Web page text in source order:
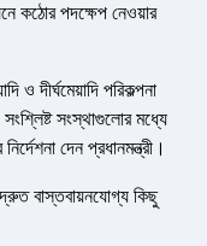
কঠোর পদক্ষেপ নেওয়ার
ও দীর্ঘমেয়াদি পরিকল্পনা
সংস্থাগুলোর মধ্যে
দেন প্রধানমন্ত্রী।
দ্রুত বাস্তবায়নযোগ্য কিছু